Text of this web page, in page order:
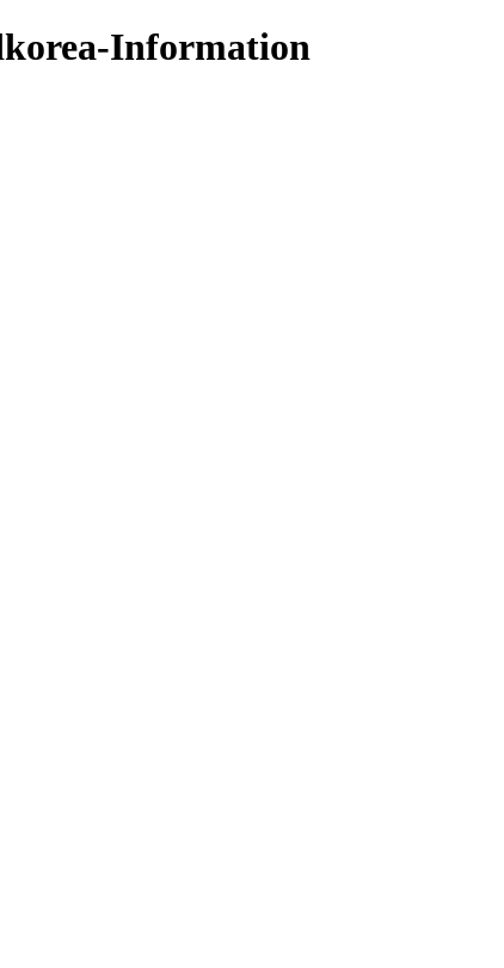
Information